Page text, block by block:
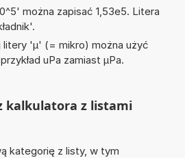
można zapisać 1,53e5. Litera
litery 'µ' (= mikro) można użyć
uPa zamiast µPa.
kalkulatora z listami
kategorię z listy, w tym